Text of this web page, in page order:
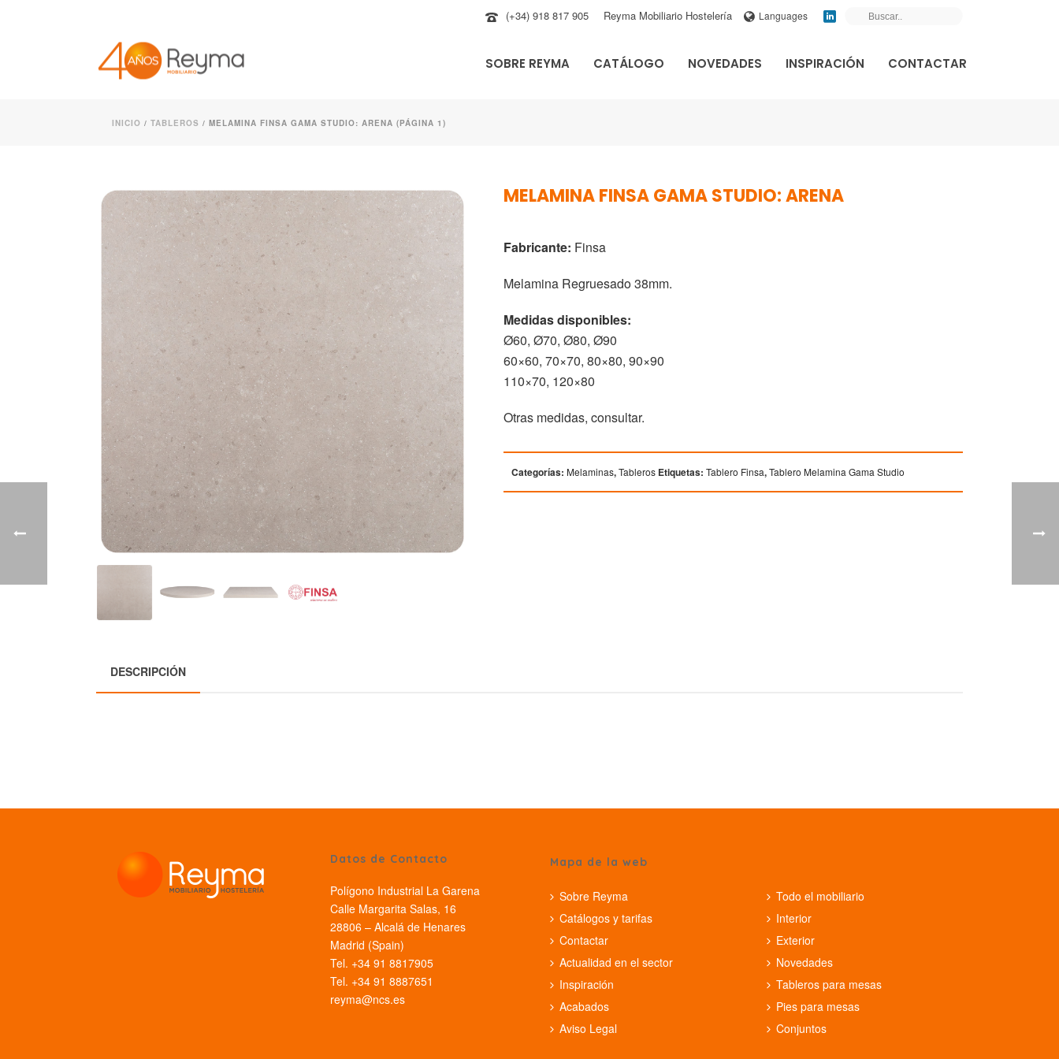
(+34) 918 817 905 Reyma Mobiliario Hostelería Languages
SOBRE REYMA CATÁLOGO NOVEDADES INSPIRACIÓN CONTACTAR
INICIO / TABLEROS / MELAMINA FINSA GAMA STUDIO: ARENA (PÁGINA 1)
MELAMINA FINSA GAMA STUDIO: ARENA
Fabricante: Finsa
Melamina Regruesado 38mm.
Medidas disponibles:
Ø60, Ø70, Ø80, Ø90
60×60, 70×70, 80×80, 90×90
110×70, 120×80
Otras medidas, consultar.
Categorías: Melaminas,Tableros Etiquetas: Tablero Finsa,Tablero Melamina Gama Studio
DESCRIPCIÓN
Datos de Contacto
Polígono Industrial La Garena
Calle Margarita Salas, 16
28806 – Alcalá de Henares
Madrid (Spain)
Tel. +34 91 8817905
Tel. +34 91 8887651
reyma@ncs.es
Mapa de la web
Sobre Reyma
Catálogos y tarifas
Contactar
Actualidad en el sector
Inspiración
Acabados
Aviso Legal
Todo el mobiliario
Interior
Exterior
Novedades
Tableros para mesas
Pies para mesas
Conjuntos